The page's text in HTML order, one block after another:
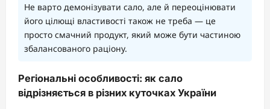
Не варто демонізувати сало, але й переоцінювати
його цілющі властивості також не треба — це
просто смачний продукт, який може бути частиною
збалансованого раціону.
Регіональні особливості: як сало
відрізняється в різних куточках України